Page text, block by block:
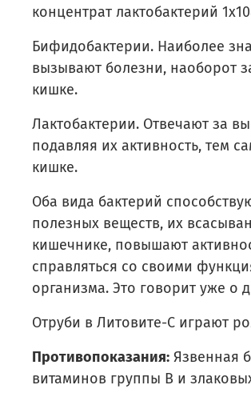
концентрат лактобактерий
Бифидобактерии. Наиболее
вызывают болезни, наоборот
кишке.
Лактобактерии. Отвечают за
подавляя их активность, тем
кишке.
Оба вида бактерий
полезных веществ, их
кишечнике, повышают
справляться со своими
организма. Это говорит уже о
Отруби в Литовите-С играют
Противопоказания: Язвенная
витаминов группы В и